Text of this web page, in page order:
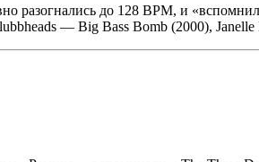
разогнались до 128 BPM, и
— Big Bass Bomb (2000),